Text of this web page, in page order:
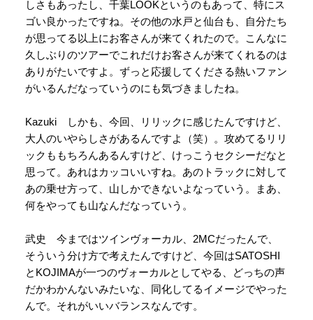
しさもあったし、千葉LOOKというのもあって、特にス
ゴい良かったですね。その他の水戸と仙台も、自分たち
が思ってる以上にお客さんが来てくれたので。こんなに
久しぶりのツアーでこれだけお客さんが来てくれるのは
ありがたいですよ。ずっと応援してくださる熱いファン
がいるんだなっていうのにも気づきましたね。
Kazuki しかも、今回、リリックに感じたんですけど、
大人のいやらしさがあるんですよ（笑）。攻めてるリリ
ックももちろんあるんすけど、けっこうセクシーだなと
思って。あれはカッコいいすね。あのトラックに対して
あの乗せ方って、山しかできないよなっていう。まあ、
何をやっても山なんだなっていう。
武史 今まではツインヴォーカル、2MCだったんで、
そういう分け方で考えたんですけど、今回はSATOSHI
とKOJIMAが一つのヴォーカルとしてやる、どっちの声
だかわかんないみたいな、同化してるイメージでやった
んで。それがいいバランスなんです。